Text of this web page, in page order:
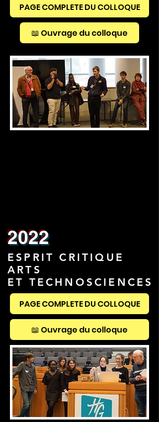
PAGE COMPLETE DU COLLOQUE
📖 Ouvrage du colloque
2022
ESPRIT CRITIQUE
ARTS
ET TECHNOSCIENCES
PAGE COMPLETE DU COLLOQUE
📖 Ouvrage du colloque